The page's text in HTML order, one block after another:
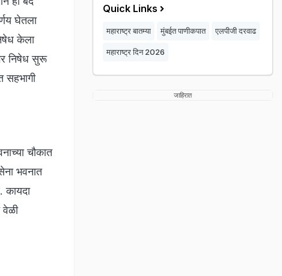
घेतला
केला
निषेध सुरू
सहभागी
चौकात
भवनात
कायदा
Quick Links
महाराष्ट्र बातम्या मुंबईत पाणीकपात एलपीजी दरवाढ
महाराष्ट्र दिन 2026
जाहिरात